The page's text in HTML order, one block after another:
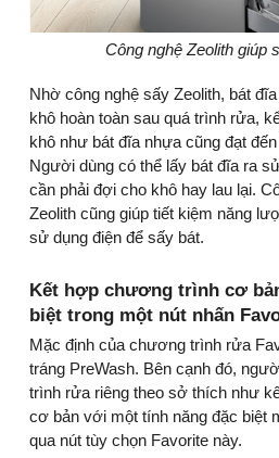
Công nghệ Zeolith giúp
Nhờ công nghệ sấy Zeolith, bát
khô hoàn toàn sau quá trình rửa,
khô như bát đĩa nhựa cũng đạt
Người dùng có thể lấy bát đĩa ra
cần phải đợi cho khô hay lau lại.
Zeolith cũng giúp tiết kiệm năng
sử dụng điện để sấy bát.
Kết hợp chương trình cơ
biệt trong một nút nhấn
Mặc định của chương trình rửa
tráng PreWash. Bên cạnh đó,
trình rửa riêng theo sở thích như
cơ bản với một tính năng đặc biệt
qua nút tùy chọn Favorite này.